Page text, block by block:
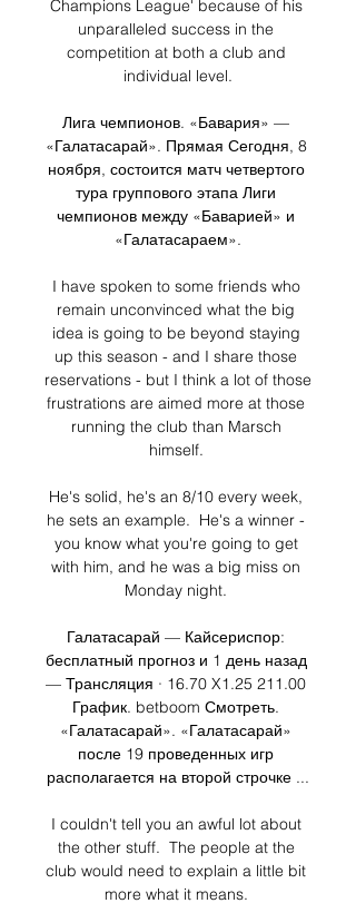
Champions League' because of his
unparalleled success in the
competition at both a club and
individual level.
Лига чемпионов. «Бавария» —
«Галатасарай». Прямая Сегодня, 8
ноября, состоится матч четвертого
тура группового этапа Лиги
чемпионов между «Баварией» и
«Галатасараем».
I have spoken to some friends who
remain unconvinced what the big
idea is going to be beyond staying
up this season - and I share those
reservations - but I think a lot of those
frustrations are aimed more at those
running the club than Marsch
himself.
He's solid, he's an 8/10 every week,
he sets an example.  He's a winner -
you know what you're going to get
with him, and he was a big miss on
Monday night.
Галатасарай — Кайсериспор:
бесплатный прогноз и 1 день назад
— Трансляция · 16.70 X1.25 211.00
График. betboom Смотреть.
«Галатасарай». «Галатасарай»
после 19 проведенных игр
располагается на второй строчке ...
I couldn't tell you an awful lot about
the other stuff.  The people at the
club would need to explain a little bit
more what it means.